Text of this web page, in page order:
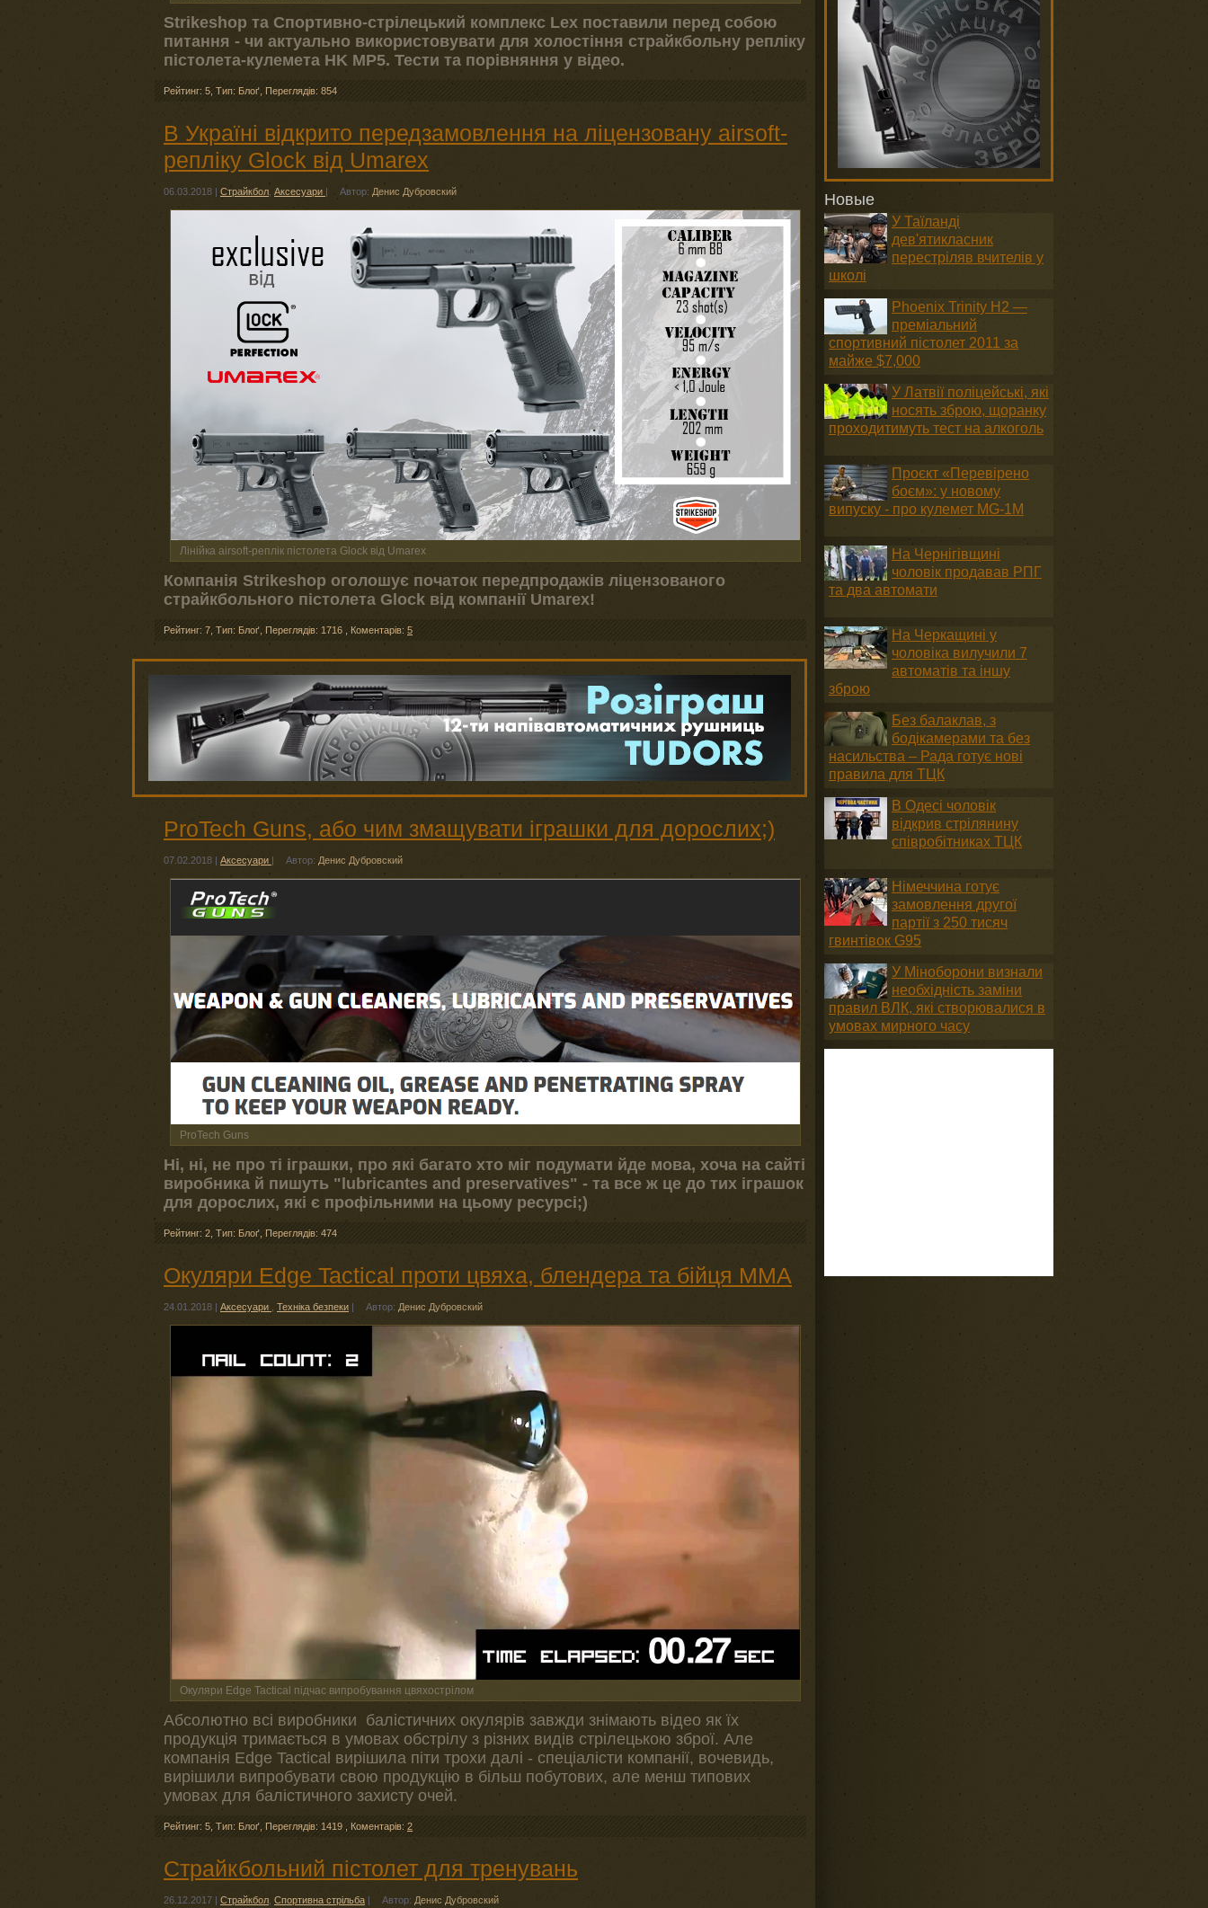
Strikeshop та Спортивно-стрілецький комплекс Lex поставили перед собою
питання - чи актуально використовувати для холостіння страйкбольну репліку
пістолета-кулемета HK MP5. Тести та порівняння у відео.
Рейтинг: 5 Тип: Блоґ Переглядів: 854
В Україні відкрито передзамовлення на ліцензовану airsoft-
репліку Glock від Umarex
06.03.2018 | Страйкбол Аксесуари | Автор: Денис Дубровский
Лінійка airsoft-реплік пістолета Glock від Umarex
Компанія Strikeshop оголошує початок передпродажів ліцензованого
страйкбольного пістолета Glock від компанії Umarex!
Рейтинг: 7 Тип: Блоґ Переглядів: 1716 Коментарів: 5
ProTech Guns, або чим змащувати іграшки для дорослих;)
07.02.2018 | Аксесуари | Автор: Денис Дубровский
ProTech Guns
Ні, ні, не про ті іграшки, про які багато хто міг подумати йде мова, хоча на сайті
виробника й пишуть "lubricantes and preservatives" - та все ж це до тих іграшок
для дорослих, які є профільними на цьому ресурсі;)
Рейтинг: 2 Тип: Блоґ Переглядів: 474
Окуляри Edge Tactical проти цвяха, блендера та бійця ММА
24.01.2018 | Аксесуари Техніка безпеки | Автор: Денис Дубровский
Окуляри Edge Tactical підчас випробування цвяхострілом
Абсолютно всі виробники балістичних окулярів завжди знімають відео як їх
продукція тримається в умовах обстрілу з різних видів стрілецькою зброї. Але
компанія Edge Tactical вирішила піти трохи далі - спеціалісти компанії, вочевидь,
вирішили випробувати свою продукцію в більш побутових, але менш типових
умовах для балістичного захисту очей.
Рейтинг: 5 Тип: Блоґ Переглядів: 1419 Коментарів: 2
Страйкбольний пістолет для тренувань
26.12.2017 | Страйкбол Спортивна стрільба | Автор: Денис Дубровский
Новые
У Таїланді
дев'ятикласник
перестріляв вчителів у
школі
Phoenix Trinity H2 —
преміальний
спортивний пістолет 2011 за
майже $7,000
У Латвії поліцейські, які
носять зброю, щоранку
проходитимуть тест на алкоголь
Проєкт «Перевірено
боєм»: у новому
випуску - про кулемет MG-1М
На Чернігівщині
чоловік продавав РПГ
та два автомати
На Черкащині у
чоловіка вилучили 7
автоматів та іншу
зброю
Без балаклав, з
бодікамерами та без
насильства – Рада готує нові
правила для ТЦК
В Одесі чоловік
відкрив стрілянину
співробітниках ТЦК
Німеччина готує
замовлення другої
партії з 250 тисяч
гвинтівок G95
У Міноборони визнали
необхідність заміни
правил ВЛК, які створювалися в
умовах мирного часу